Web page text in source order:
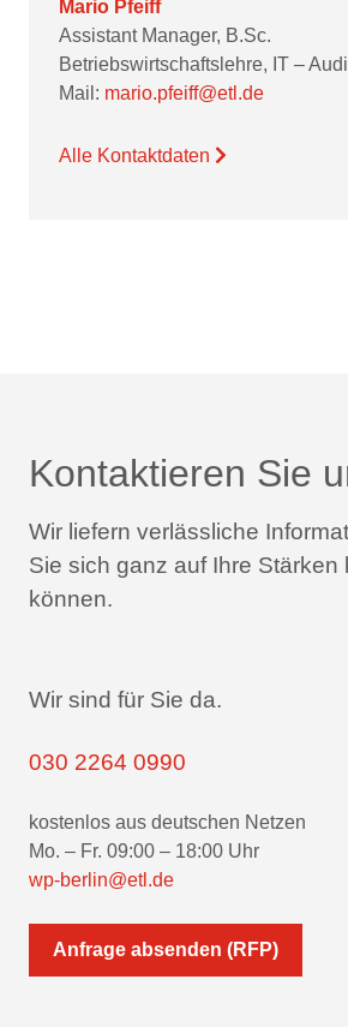
Mario Pfeiff
Assistant Manager, B.Sc.
Betriebswirtschaftslehre, IT –
Mail: mario.pfeiff@etl.de
Alle Kontaktdaten
Kontaktieren Sie
Wir liefern verlässliche
Sie sich ganz auf Ihre Stärken
können.
Wir sind für Sie da.
030 2264 0990
kostenlos aus deutschen Netzen
Mo. – Fr. 09:00 – 18:00 Uhr
wp-berlin@etl.de
Anfrage absenden (RFP)